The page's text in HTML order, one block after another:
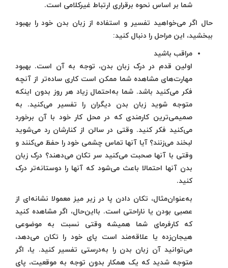
شما بر اساس نحوه برقراری ارتباط غیرکلامی است.
حال اگر می‌خواهید تفسیر و استفاده از زبان بدن خود را بهبود
ببخشید، این مراحل را دنبال کنید:
مراقب باشید
اولین قدم در درک زبان بدن، توجه به آن است. بهبود
مهارت‌های مشاهده شما ممکن است کاری ساده‌تر از آنچه
فکر می‌کنید باشد. شما به‌احتمال زیاد هر روز بدون اینکه
متوجه شوید زبان بدن دیگران را تفسیر می‌کنید. به
صمیمی‌ترین کارمندی که در محل کار خود با آن برخورد
می‌کنید فکر کنید. وقتی در سالن از کنارشان رد می‌شوید
لبخند می‌زنند؟ آیا آنها تماس چشمی خود را حفظ می‌کنند و
وقتی با آنها صحبت می‌کنید سر تکان می‌دهند؟ درک زبان
بدن آنها احتمالا باعث می‌شود که آنها را دوستانه‌تر درک
کنید.
به‌عنوان‌مثال، تکان دادن پا در زیر میز معمولا نشانه‌ای از
عصبی بودن یا ناراحتی است. بااین‌حال، اگر مشاهده کنید
که کارفرمای شما همیشه وقتی نسبت به موضوعی
هیجان‌زده یا علاقه‌مند است پای خود را تکان می‌دهد،
می‌توانید آن زبان بدن را به‌درستی تفسیر کنید. یا، اگر
متوجه شدید که یک همکار بدون توجه به موقعیت، پای